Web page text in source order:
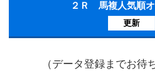
２Ｒ 馬複人気
更新
（データ登録までお待